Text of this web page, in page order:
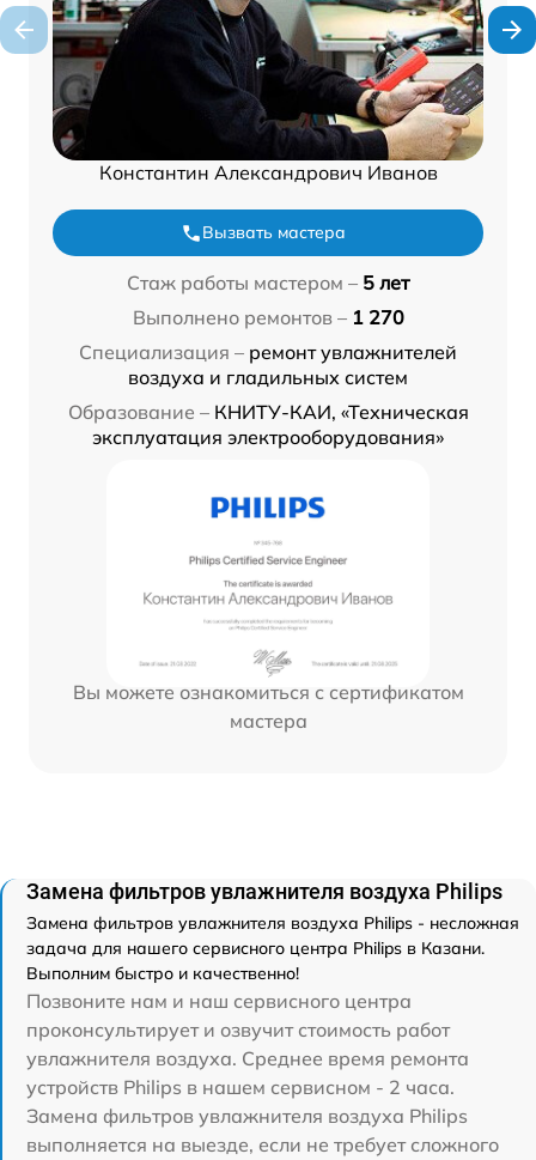
Константин Александрович Иванов
Вызвать мастера
Стаж работы мастером – 5 лет
Выполнено ремонтов – 1 270
Специализация – ремонт увлажнителей
воздуха и гладильных систем
Образование – КНИТУ-КАИ, «Техническая
эксплуатация электрооборудования»
Вы можете ознакомиться с сертификатом
мастера
Замена фильтров увлажнителя воздуха Philips
Замена фильтров увлажнителя воздуха Philips - несложная
задача для нашего сервисного центра Philips в Казани.
Выполним быстро и качественно!
Позвоните нам и наш сервисного центра
проконсультирует и озвучит стоимость работ
увлажнителя воздуха. Среднее время ремонта
устройств Philips в нашем сервисном - 2 часа.
Замена фильтров увлажнителя воздуха Philips
выполняется на выезде, если не требует сложного